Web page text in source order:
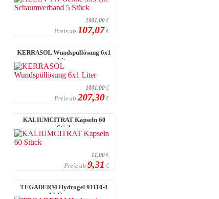
1001,00 €
Preis ab 107,07 €
KERRASOL Wundspüllösung 6x1
Liter
1001,00 €
Preis ab 207,30 €
KALIUMCITRAT Kapseln 60
Stück
11,00 €
Preis ab 9,31 €
TEGADERM Hydrogel 91110-1
15 Gramm